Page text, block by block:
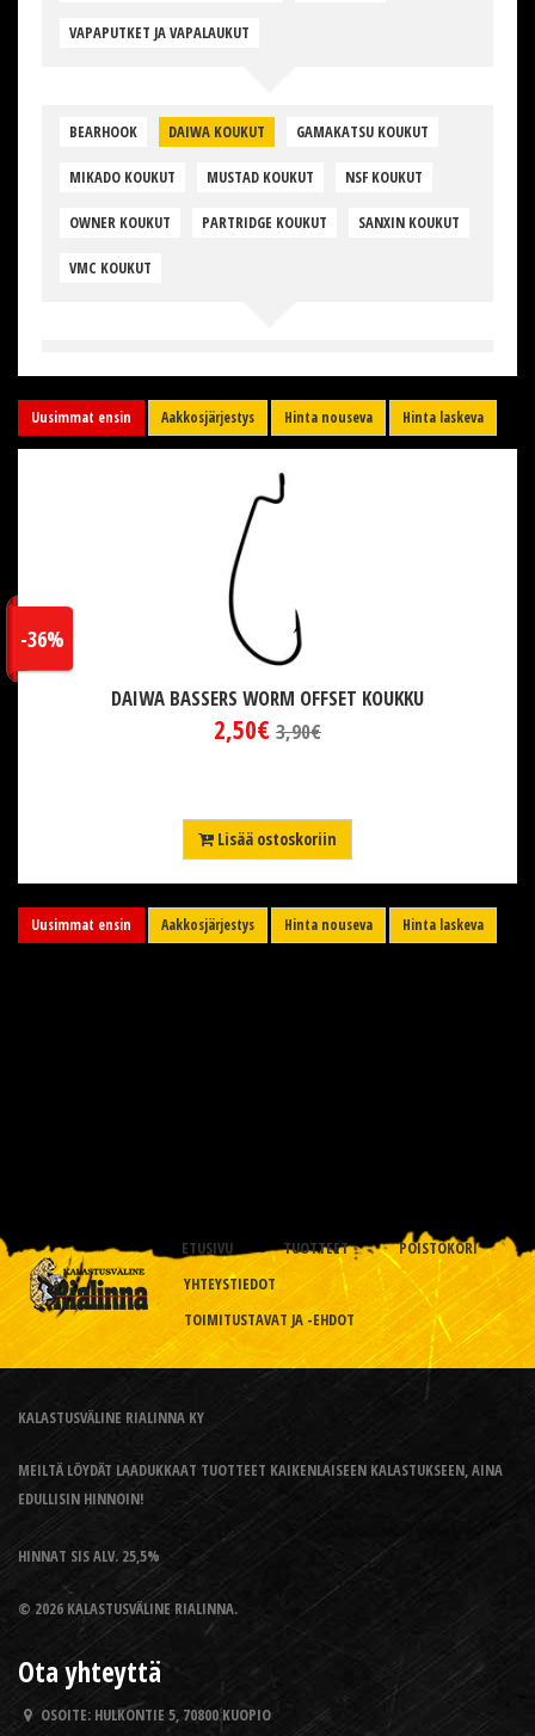
VAPAPUTKET JA VAPALAUKUT
BEARHOOK DAIWA KOUKUT GAMAKATSU KOUKUT
MIKADO KOUKUT MUSTAD KOUKUT NSF KOUKUT
OWNER KOUKUT PARTRIDGE KOUKUT SANXIN KOUKUT
VMC KOUKUT
Uusimmat ensin Aakkosjärjestys Hinta nouseva Hinta laskeva
DAIWA BASSERS WORM OFFSET KOUKKU
2,50€
-36%
3,90€
Lisää ostoskoriin
Uusimmat ensin Aakkosjärjestys Hinta nouseva Hinta laskeva
ETUSIVU TUOTTEET
POISTOKORI
YHTEYSTIEDOT
TOIMITUSTAVAT JA -EHDOT
KALASTUSVÄLINE RIALINNA KY
MEILTÄ LÖYDÄT LAADUKKAAT TUOTTEET KAIKENLAISEEN KALASTUKSEEN, AINA
EDULLISIN HINNOIN!
HINNAT SIS ALV. 25,5%
© 2026 KALASTUSVÄLINE RIALINNA.
Ota yhteyttä
OSOITE: HULKONTIE 5, 70800 KUOPIO